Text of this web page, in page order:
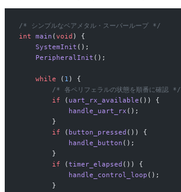
/* シンプルなベアメタル・スーパーループ */
int main (void ) {
    SystemInit
();
    PeripheralInit
();
    while
( 1 ) {
        /* 各ペリフェラルの状態を順番に確認 */
        if
( uart_rx_available ()) {
            handle_uart_rx
();
        }
        if
( button_pressed ()) {
            handle_button
();
        }
        if
(timer_elapsed ()) {
            handle_control_loop
();
        }